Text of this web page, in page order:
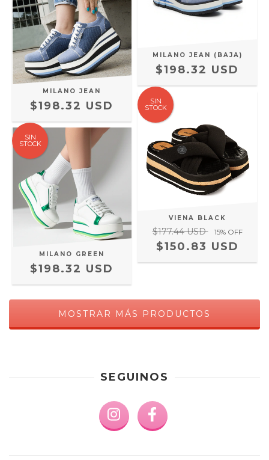
MILANO JEAN
$198.32 USD
MILANO JEAN (BAJA)
$198.32 USD
SIN
STOCK
MILANO GREEN
$198.32 USD
SIN
STOCK
VIENA BLACK
$177.44 USD 15% OFF
$150.83 USD
MOSTRAR MÁS PRODUCTOS
SEGUINOS